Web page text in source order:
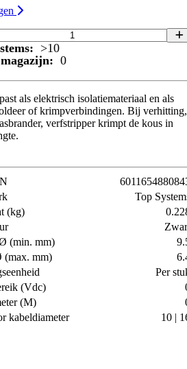
>10
0
als elektrisch isolatiemateriaal en als
of krimpverbindingen. Bij verhitting,
verfstripper krimpt de kous in
Top
(kg)
(min. mm)
(max. mm)
Per
(Vdc)
(M)
kabeldiameter
10 |